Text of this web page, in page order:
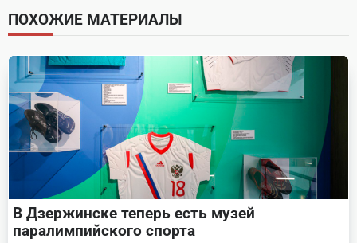
screen-
reader-
text">Page</span>
ПОХОЖИЕ МАТЕРИАЛЫ
В Дзержинске теперь есть музей
паралимпийского спорта